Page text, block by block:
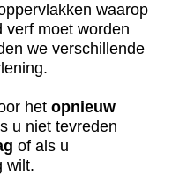
waarop
verf moet worden
we verschillende
het opnieuw
u niet tevreden
of als u
wilt.